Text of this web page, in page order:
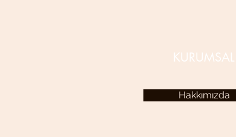
Hakkımızda
KURUMSAL